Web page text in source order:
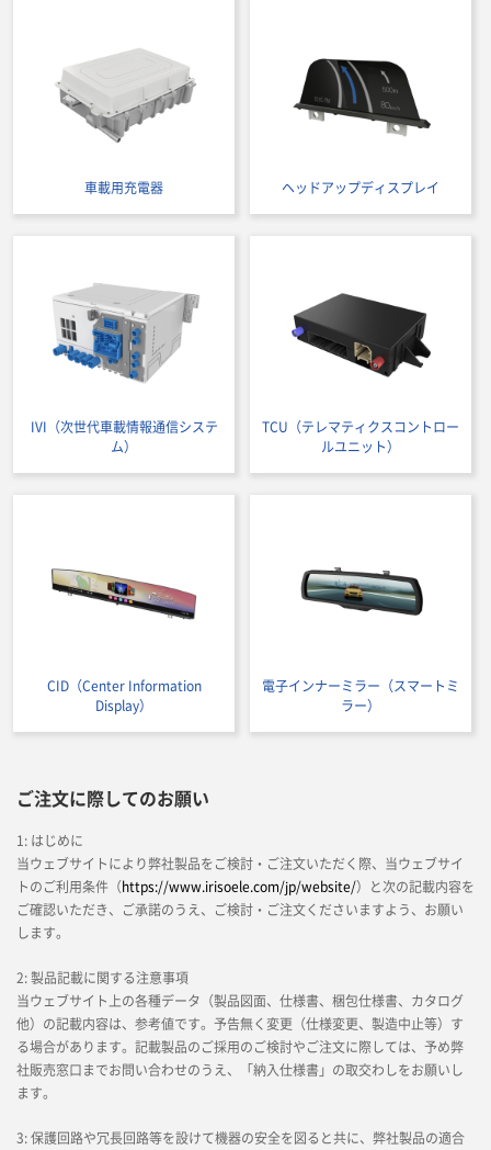
車載用充電器 ヘッドアップディスプレイ
IVI（次世代車載情報通信システ
ム）
TCU（テレマティクスコントロー
ルユニット）
CID（Center Information
Display）
電子インナーミラー（スマートミ
ラー）
ご注文に際してのお願い
1: はじめに
当ウェブサイトにより弊社製品をご検討・ご注文いただく際、当ウェブサイ
トのご利用条件（https://www.irisoele.com/jp/website/）と次の記載内容を
ご確認いただき、ご承諾のうえ、ご検討・ご注文くださいますよう、お願い
します。
2: 製品記載に関する注意事項
当ウェブサイト上の各種データ（製品図面、仕様書、梱包仕様書、カタログ
他）の記載内容は、参考値です。予告無く変更（仕様変更、製造中止等）す
る場合があります。記載製品のご採用のご検討やご注文に際しては、予め弊
社販売窓口までお問い合わせのうえ、「納入仕様書」の取交わしをお願いし
ます。
3: 保護回路や冗長回路等を設けて機器の安全を図ると共に、弊社製品の適合